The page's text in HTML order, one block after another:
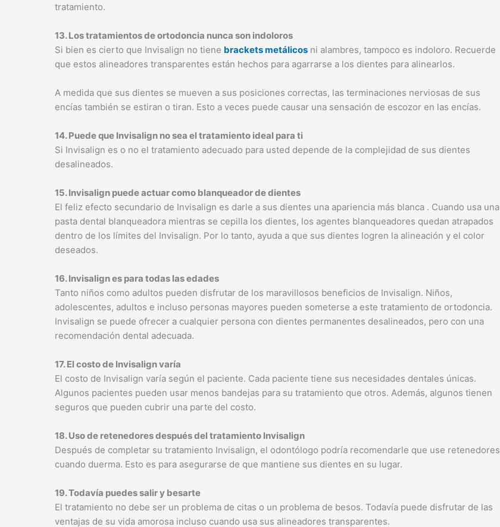
tratamiento.
13. Los tratamientos de ortodoncia nunca son indoloros
Si bien es cierto que Invisalign no tiene brackets metálicos ni alambres, tampoco es indoloro. Recuerde
que estos alineadores transparentes están hechos para agarrarse a los dientes para alinearlos.
A medida que sus dientes se mueven a sus posiciones correctas, las terminaciones nerviosas de sus
encías también se estiran o tiran. Esto a veces puede causar una sensación de escozor en las encías.
14. Puede que Invisalign no sea el tratamiento ideal para ti
Si Invisalign es o no el tratamiento adecuado para usted depende de la complejidad de sus dientes
desalineados.
15. Invisalign puede actuar como blanqueador de dientes
El feliz efecto secundario de Invisalign es darle a sus dientes una apariencia más blanca . Cuando usa una
pasta dental blanqueadora mientras se cepilla los dientes, los agentes blanqueadores quedan atrapados
dentro de los límites del Invisalign. Por lo tanto, ayuda a que sus dientes logren la alineación y el color
deseados.
16. Invisalign es para todas las edades
Tanto niños como adultos pueden disfrutar de los maravillosos beneficios de Invisalign. Niños,
adolescentes, adultos e incluso personas mayores pueden someterse a este tratamiento de ortodoncia.
Invisalign se puede ofrecer a cualquier persona con dientes permanentes desalineados, pero con una
recomendación dental adecuada.
17. El costo de Invisalign varía
El costo de Invisalign varía según el paciente. Cada paciente tiene sus necesidades dentales únicas.
Algunos pacientes pueden usar menos bandejas para su tratamiento que otros. Además, algunos tienen
seguros que pueden cubrir una parte del costo.
18. Uso de retenedores después del tratamiento Invisalign
Después de completar su tratamiento Invisalign, el odontólogo podría recomendarle que use retenedores
cuando duerma. Esto es para asegurarse de que mantiene sus dientes en su lugar.
19. Todavía puedes salir y besarte
El tratamiento no debe ser un problema de citas o un problema de besos. Todavía puede disfrutar de las
ventajas de su vida amorosa incluso cuando usa sus alineadores transparentes.